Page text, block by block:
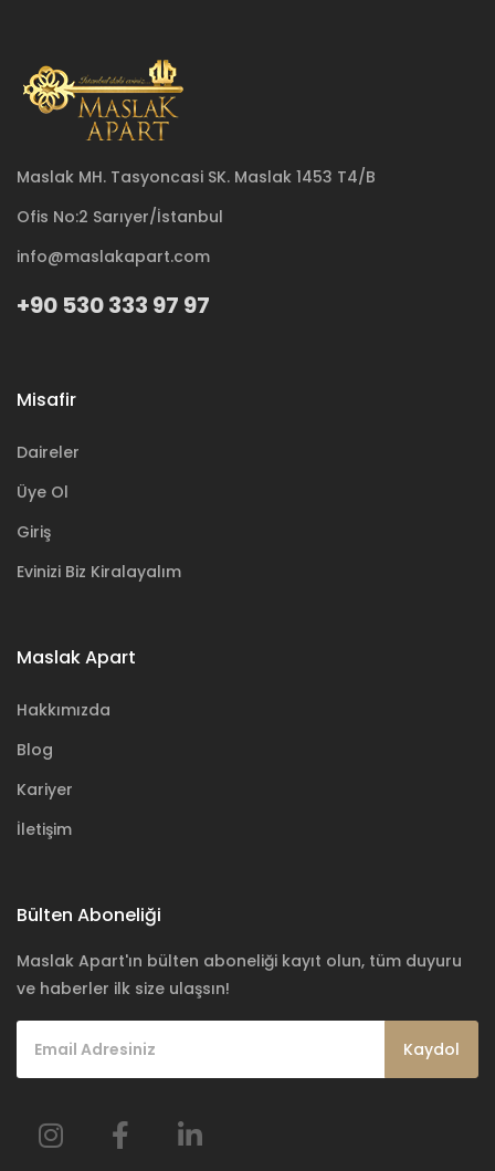
Maslak MH. Tasyoncasi SK. Maslak 1453 T4/B
Ofis No:2 Sarıyer/İstanbul
info@maslakapart.com
+90 530 333 97 97
Misafir
Daireler
Üye Ol
Giriş
Evinizi Biz Kiralayalım
Maslak Apart
Hakkımızda
Blog
Kariyer
İletişim
Bülten Aboneliği
Maslak Apart'ın bülten aboneliği kayıt olun, tüm duyuru
ve haberler ilk size ulaşsın!
Kaydol